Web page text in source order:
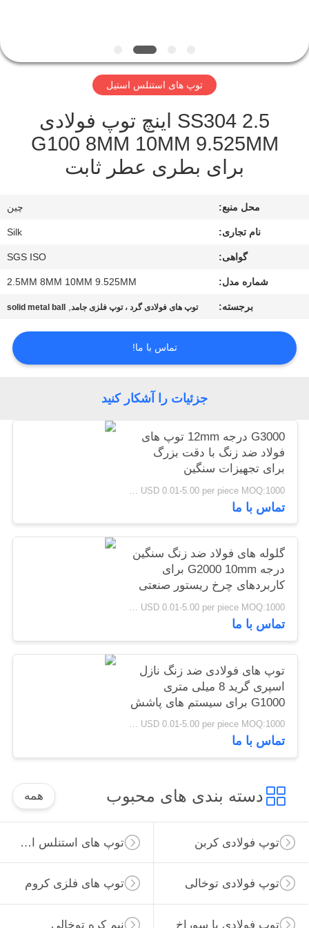
با
بگیرید
درخواست
نقشه
سایت
PRIVACY
POLICY
توپ های استنلس استیل
SS304 2.5 اینچ توپ فولادی
G100 8MM 10MM 9.525MM
برای بطری عطر ثابت
محل منبع: چين
نام تجاری: Silk
گواهی: SGS ISO
شماره مدل: 2.5MM 8MM 10MM 9.525MM
برجسته: توپ های فولادی گرد ، توپ فلزی جامد,
solid metal ball
تماس با ما!
جزئیات را آشکار کنید
G3000 درجه 12mm توپ های
فولاد ضد زنگ با دقت بزرگ
برای تجهیزات سنگین
تماس با ما
گلوله های فولاد ضد زنگ سنگین
درجه G2000 10mm برای
کاربردهای چرخ ریستور صنعتی
تعلیق مشترک خودرو
USD 0.01-5.00 per piece MOQ:1000 عدد
تماس با ما
توپ های فولادی ضد زنگ نازل
اسپری گرید 8 میلی متری
G1000 برای سیستم های پاشش
اتمیزه صنعتی شیمیایی کشاورزیUSD 0.01-5.00 per piece MOQ:1000 عدد
تماس با ما
دسته بندی های محبوب همه
توپ های استنلس استیل توپ فولادی کربن
توپ های فلزی کروم توپ فولادی توخالی
نیم کره توخالی توپ فولادی با سوراخ